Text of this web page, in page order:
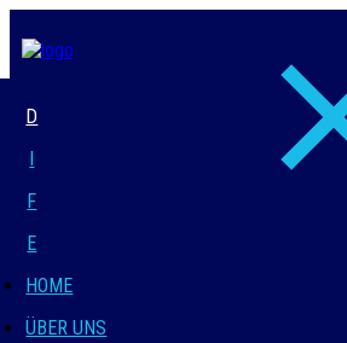
HOME
ÜBER UNS
D
I
F
E